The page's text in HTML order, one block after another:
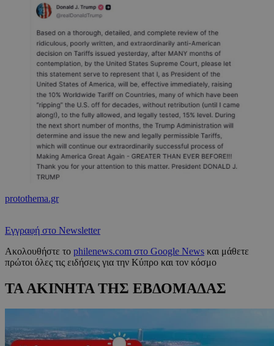
protothema.gr
Εγγραφή στο Newsletter
Ακολουθήστε το philenews.com στο Google News και μάθετε
πρώτοι όλες τις ειδήσεις για την Κύπρο και τον κόσμο
ΤΑ ΑΚΙΝΗΤΑ ΤΗΣ ΕΒΔΟΜΑΔΑΣ